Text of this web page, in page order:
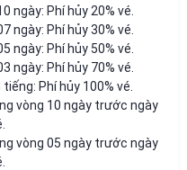
ngày: Phí hủy 20% vé.
ngày: Phí hủy 30% vé.
ngày: Phí hủy 50% vé.
ngày: Phí hủy 70% vé.
Phí hủy 100% vé.
vòng 10 ngày trước ngày
vòng 05 ngày trước ngày